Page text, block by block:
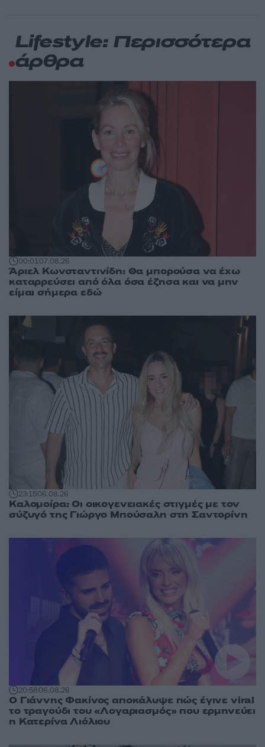
Lifestyle: Περισσότερα
άρθρα
00:0107.08.26
Άριελ Κωνσταντινίδη: Θα μπορούσα να έχω
καταρρεύσει από όλα όσα έζησα και να μην
είμαι σήμερα εδώ
23:1506.08.26
Καλομοίρα: Οι οικογενειακές στιγμές με τον
σύζυγό της Γιώργο Μπούσαλη στη Σαντορίνη
20:5806.08.26
Ο Γιάννης Φακίνος αποκάλυψε πώς έγινε viral
το τραγούδι του «Λογαριασμός» που ερμηνεύει
η Κατερίνα Λιόλιου